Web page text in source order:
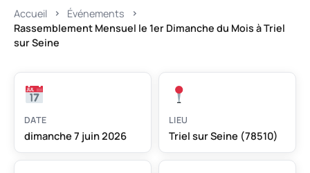
Accueil
Événements
Rassemblement Mensuel le 1er Dimanche du Mois à Triel
sur Seine
DATE
dimanche 7 juin 2026
LIEU
Triel sur Seine (78510)